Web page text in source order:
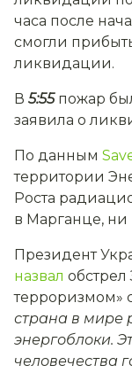
часа после
смогли
ликвидации.
В 5:55пожар
заявила о
По данным
территории
Роста
в Марганце, ни
Президент
назвал
терроризмом»
страна в мире
энергоблоки.
человечества